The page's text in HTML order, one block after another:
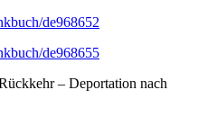
de968652
de968655
– Deportation nach